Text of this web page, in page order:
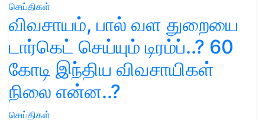
செய்திகள்
விவசாயம், பால் வள துறையை
டார்கெட் செய்யும் டிரம்ப்..? 60
கோடி இந்திய விவசாயிகள்
நிலை என்ன..?
செய்திகள்